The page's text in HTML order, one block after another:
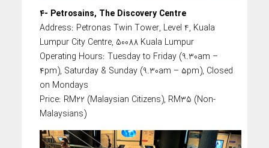
۴- Petrosains, The Discovery Centre
Address: Petronas Twin Tower, Level 4, Kuala
Lumpur City Centre, 50088 Kuala Lumpur
Operating Hours: Tuesday to Friday (9.30am –
۴pm), Saturday & Sunday (9.30am – ۵pm), Closed
on Mondays
Price: RM22 (Malaysian Citizens), RM35 (Non-
Malaysians)